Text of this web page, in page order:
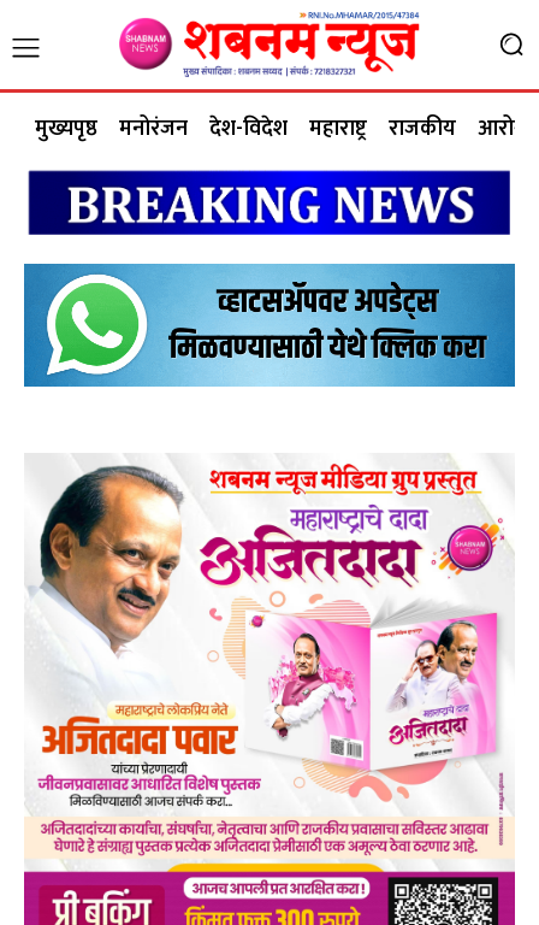
मुख्यपृष्ठ मनोरंजन देश-विदेश महाराष्ट्र राजकीय आरोग्य